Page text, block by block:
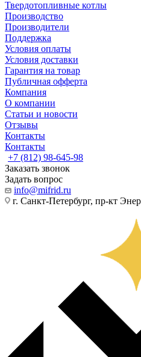
Твердотопливные котлы
Производство
Производители
Поддержка
Условия оплаты
Условия доставки
Гарантия на товар
Публичная офферта
Компания
О компании
Статьи и новости
Отзывы
Контакты
Контакты
+7 (812) 98-645-98
Заказать звонок
Задать вопрос
info@mifrid.ru
г. Санкт-Петербург, пр-кт